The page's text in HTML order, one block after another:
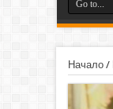
Начало/